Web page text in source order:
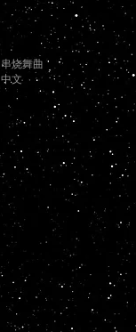
串烧舞曲
中文